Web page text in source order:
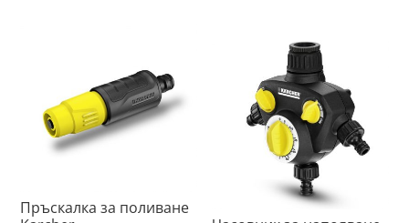
Пръскалка за поливане